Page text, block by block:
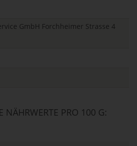
GmbH Forchheimer Strasse 4
NÄHRWERTE PRO 100 G: